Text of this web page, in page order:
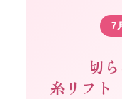
7
切
糸リフト